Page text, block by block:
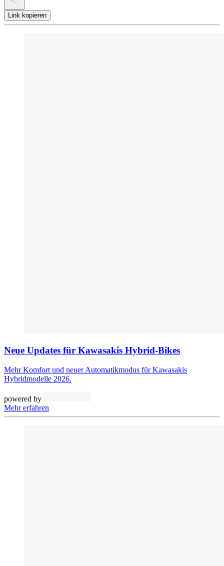
Link kopieren
Neue Updates für Kawasakis Hybrid-Bikes
Mehr Komfort und neuer Automatikmodus für Kawasakis
Hybridmodelle 2026.
powered by
Mehr erfahren